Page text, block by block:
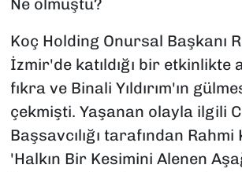
Ne olmuştu?
Koç Holding Onursal Başkanı
İzmir'de katıldığı bir etkinlikte
fıkra ve Binali Yıldırım'ın
çekmişti. Yaşanan olayla ilgili
Başsavcılığı tarafından Rahmi
'Halkın Bir Kesimini Alenen